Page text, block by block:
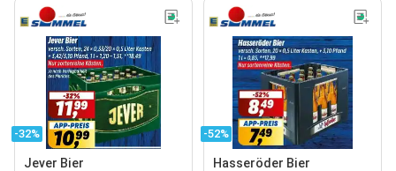
-32%
Jever Bier
-52%
Hasseröder Bier